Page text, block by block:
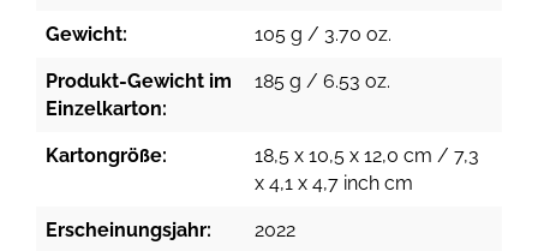
Gewicht: 105 g / 3.70 oz.
Produkt-Gewicht im
Einzelkarton:
185 g / 6.53 oz.
Kartongröße:
18,5 x 10,5 x 12,0 cm / 7,3
x 4,1 x 4,7 inch cm
Erscheinungsjahr: 2022